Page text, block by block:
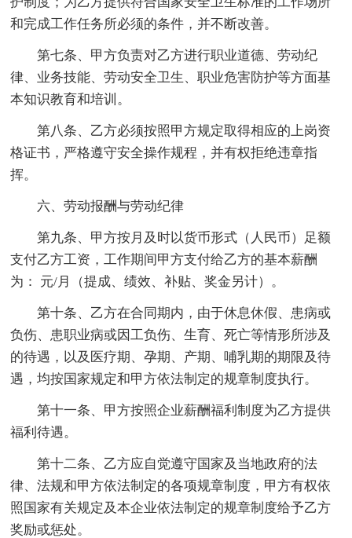
和完成工作任务所必须的条件，并不断改善。
第七条、甲方负责对乙方进行职业道德、劳动纪
律、业务技能、劳动安全卫生、职业危害防护等方面基
本知识教育和培训。
第八条、乙方必须按照甲方规定取得相应的上岗资
格证书，严格遵守安全操作规程，并有权拒绝违章指
挥。
六、劳动报酬与劳动纪律
第九条、甲方按月及时以货币形式（人民币）足额
支付乙方工资，工作期间甲方支付给乙方的基本薪酬
为： 元/月（提成、绩效、补贴、奖金另计）。
第十条、乙方在合同期内，由于休息休假、患病或
负伤、患职业病或因工负伤、生育、死亡等情形所涉及
的待遇，以及医疗期、孕期、产期、哺乳期的期限及待
遇，均按国家规定和甲方依法制定的规章制度执行。
第十一条、甲方按照企业薪酬福利制度为乙方提供
福利待遇。
第十二条、乙方应自觉遵守国家及当地政府的法
律、法规和甲方依法制定的各项规章制度，甲方有权依
照国家有关规定及本企业依法制定的规章制度给予乙方
奖励或惩处。